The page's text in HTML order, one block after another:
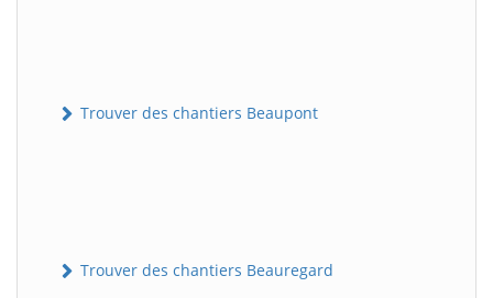
Trouver des chantiers Beaupont
Trouver des chantiers Beauregard